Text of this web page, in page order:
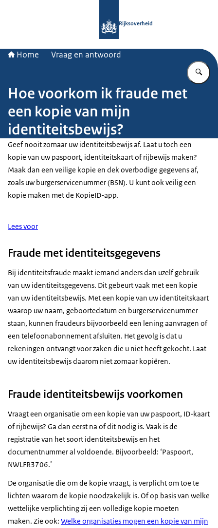
Rijksoverheid
Home Vraag en antwoord
Hoe voorkom ik fraude met
een kopie van mijn
identiteitsbewijs?
Geef nooit zomaar uw identiteitsbewijs af. Laat u toch een
kopie van uw paspoort, identiteitskaart of rijbewijs maken?
Maak dan een veilige kopie en dek overbodige gegevens af,
zoals uw burgerservicenummer (BSN). U kunt ook veilig een
kopie maken met de KopieID-app.
Lees voor
Fraude met identiteitsgegevens
Bij identiteitsfraude maakt iemand anders dan uzelf gebruik
van uw identiteitsgegevens. Dit gebeurt vaak met een kopie
van uw identiteitsbewijs. Met een kopie van uw identiteitskaart
waarop uw naam, geboortedatum en burgerservicenummer
staan, kunnen fraudeurs bijvoorbeeld een lening aanvragen of
een telefoonabonnement afsluiten. Het gevolg is dat u
rekeningen ontvangt voor zaken die u niet heeft gekocht. Laat
uw identiteitsbewijs daarom niet zomaar kopiëren.
Fraude identiteitsbewijs voorkomen
Vraagt een organisatie om een kopie van uw paspoort, ID-kaart
of rijbewijs? Ga dan eerst na of dit nodig is. Vaak is de
registratie van het soort identiteitsbewijs en het
documentnummer al voldoende. Bijvoorbeeld: ‘Paspoort,
NWLFR3706.’
De organisatie die om de kopie vraagt, is verplicht om toe te
lichten waarom de kopie noodzakelijk is. Of op basis van welke
wettelijke verplichting zij een volledige kopie moeten
maken. Zie ook: Welke organisaties mogen een kopie van mijn